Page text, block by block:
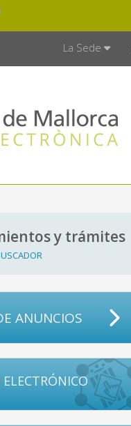
La Sede
y trámites
ANUNCIOS
ELECTRÓNICO